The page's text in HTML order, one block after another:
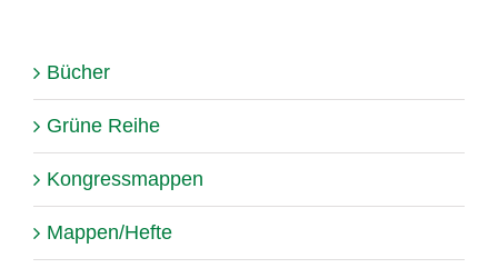
Bücher
Grüne Reihe
Kongressmappen
Mappen/Hefte